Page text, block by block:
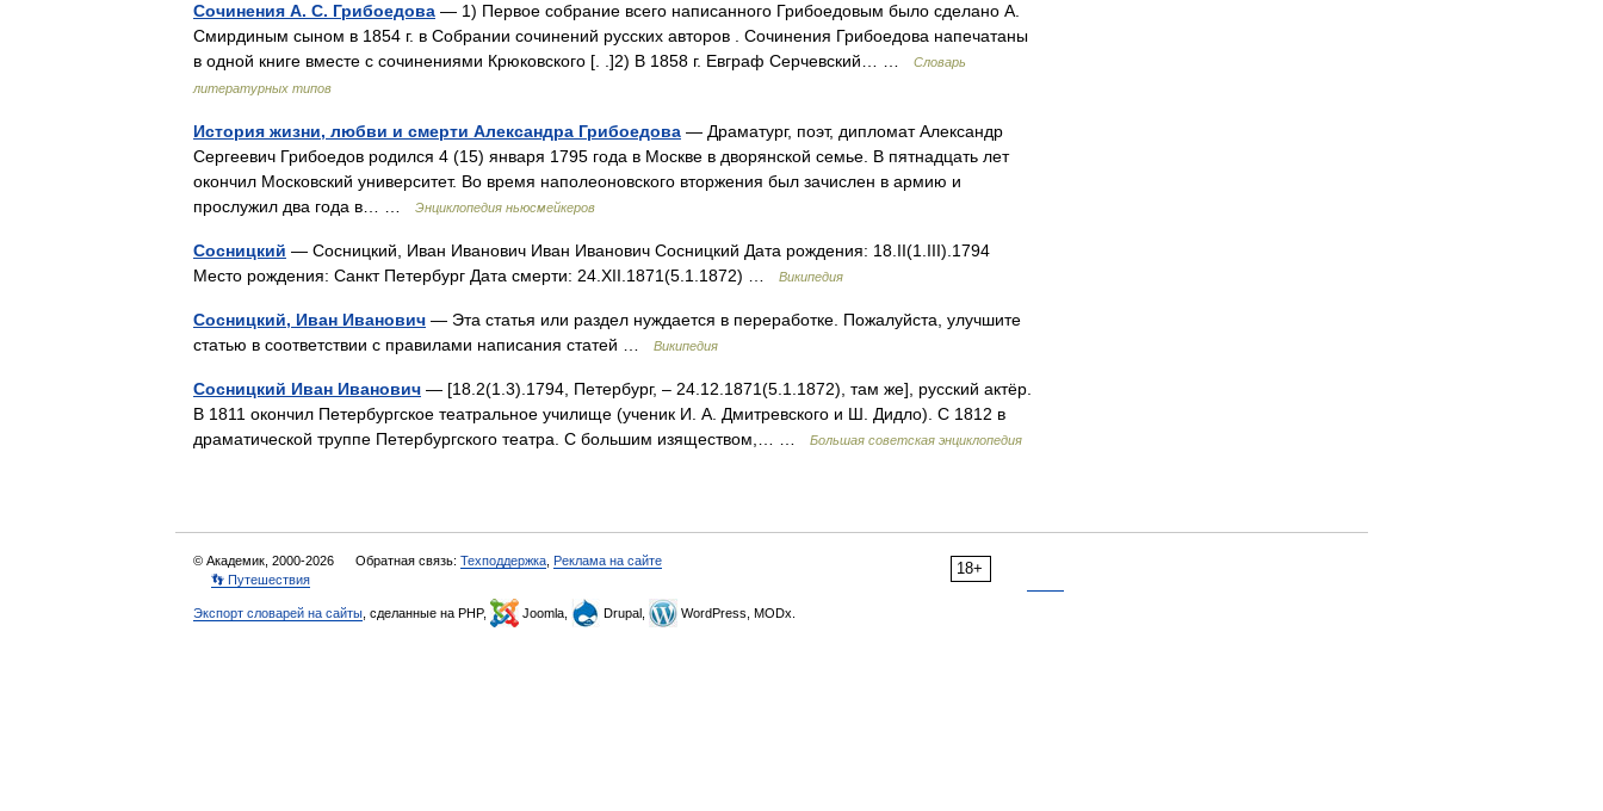
Сочинения А. С. Грибоедова — 1) Первое собрание всего написанного Грибоедовым было сделано А.
Смирдиным сыном в 1854 г. в Собрании сочинений русских авторов . Сочинения Грибоедова напечатаны
в одной книге вместе с сочинениями Крюковского [. .]2) В 1858 г. Евграф Серчевский… …
Словарь
литературных типов
История жизни, любви и смерти Александра Грибоедова — Драматург, поэт, дипломат Александр
Сергеевич Грибоедов родился 4 (15) января 1795 года в Москве в дворянской семье. В пятнадцать лет
окончил Московский университет. Во время наполеоновского вторжения был зачислен в армию и
прослужил два года в… …
Энциклопедия ньюсмейкеров
Сосницкий — Сосницкий, Иван Иванович Иван Иванович Сосницкий Дата рождения: 18.II(1.III).1794
Место рождения: Санкт Петербург Дата смерти: 24.XII.1871(5.1.1872) …
Википедия
Сосницкий, Иван Иванович — Эта статья или раздел нуждается в переработке. Пожалуйста, улучшите
статью в соответствии с правилами написания статей …
Википедия
Сосницкий Иван Иванович — [18.2(1.3).1794, Петербург, ‒ 24.12.1871(5.1.1872), там же], русский актёр.
В 1811 окончил Петербургское театральное училище (ученик И. А. Дмитревского и Ш. Дидло). С 1812 в
драматической труппе Петербургского театра. С большим изяществом,… …
Большая советская энциклопедия
18+
© Академик, 2000-2026 Обратная связь: Техподдержка Реклама на сайте
👣 Путешествия
Экспорт словарей на сайты , сделанные на PHP, Joomla, Drupal, WordPress, MODx.